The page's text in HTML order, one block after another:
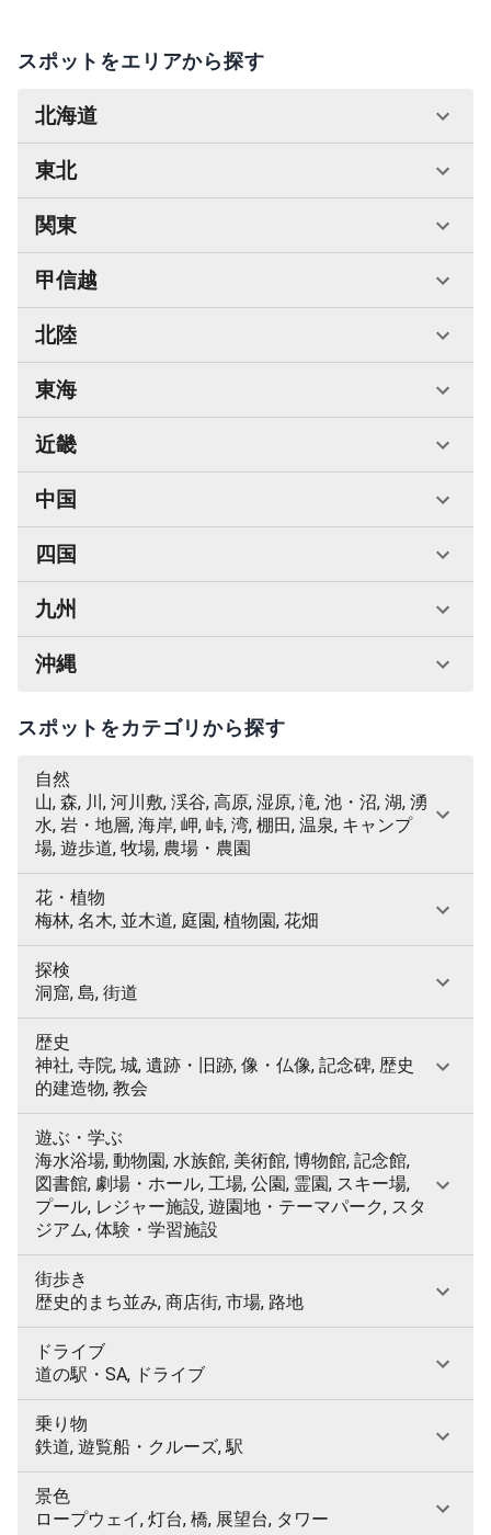
スポットをエリアから探す
北海道
東北
関東
甲信越
北陸
東海
近畿
中国
四国
九州
沖縄
スポットをカテゴリから探す
自然
山, 森, 川, 河川敷, 渓谷, 高原, 湿原, 滝, 池・沼, 湖, 湧
水, 岩・地層, 海岸, 岬, 峠, 湾, 棚田, 温泉, キャンプ
場, 遊歩道, 牧場, 農場・農園
花・植物
梅林, 名木, 並木道, 庭園, 植物園, 花畑
探検
洞窟, 島, 街道
歴史
神社, 寺院, 城, 遺跡・旧跡, 像・仏像, 記念碑, 歴史
的建造物, 教会
遊ぶ・学ぶ
海水浴場, 動物園, 水族館, 美術館, 博物館, 記念館,
図書館, 劇場・ホール, 工場, 公園, 霊園, スキー場,
プール, レジャー施設, 遊園地・テーマパーク, スタ
ジアム, 体験・学習施設
街歩き
歴史的まち並み, 商店街, 市場, 路地
ドライブ
道の駅・SA, ドライブ
乗り物
鉄道, 遊覧船・クルーズ, 駅
景色
ロープウェイ, 灯台, 橋, 展望台, タワー